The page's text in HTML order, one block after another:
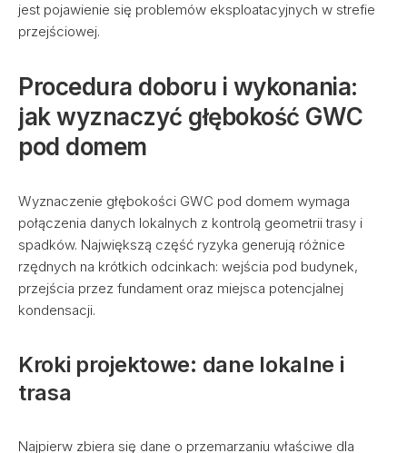
jest pojawienie się problemów eksploatacyjnych w strefie
przejściowej.
Procedura doboru i wykonania:
jak wyznaczyć głębokość GWC
pod domem
Wyznaczenie głębokości GWC pod domem wymaga
połączenia danych lokalnych z kontrolą geometrii trasy i
spadków. Największą część ryzyka generują różnice
rzędnych na krótkich odcinkach: wejścia pod budynek,
przejścia przez fundament oraz miejsca potencjalnej
kondensacji.
Kroki projektowe: dane lokalne i
trasa
Najpierw zbiera się dane o przemarzaniu właściwe dla